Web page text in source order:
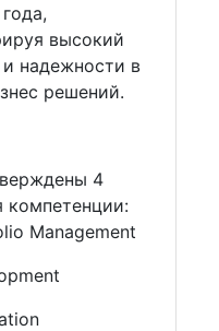
высокий
надежности в
решений.
4
компетенции:
Management